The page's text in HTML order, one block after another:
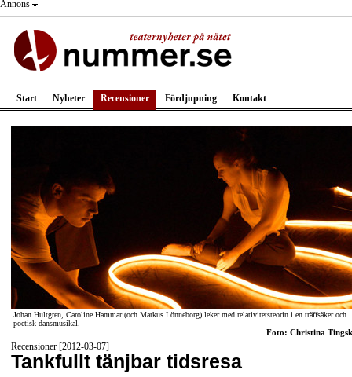
Annons
Start Nyheter Recensioner Fördjupning Kontakt
Johan Hultgren, Caroline Hammar (och Markus Lönneborg) leker med relativitetsteorin i en träffsäker och
poetisk dansmusikal.
Foto: Christina
Recensioner [2012-03-07]
Tankfullt tänjbar tidsresa